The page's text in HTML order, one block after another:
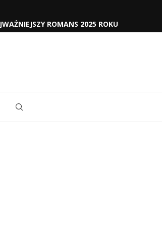
ROMANS 2025 ROKU